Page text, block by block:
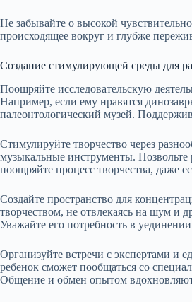
Не забывайте о высокой
происходящее вокруг и глубже
Создание стимулирующей среды для
Поощряйте исследовательскую
Например, если ему нравятся
палеонтологический музей.
Стимулируйте творчество через
музыкальные инструменты. Позвольте
поощряйте процесс творчества, даже
Создайте пространство для
творчеством, не отвлекаясь на шум и
Уважайте его потребность в
Организуйте встречи с экспертами и
ребенок сможет пообщаться со
Общение и обмен опытом